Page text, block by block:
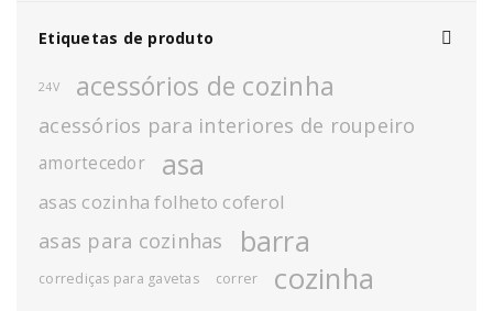
Etiquetas de produto
24V acessórios de cozinha
acessórios para interiores de roupeiro
amortecedor asa
asas cozinha folheto coferol
asas para cozinhas barra
corrediças para gavetas correr cozinha